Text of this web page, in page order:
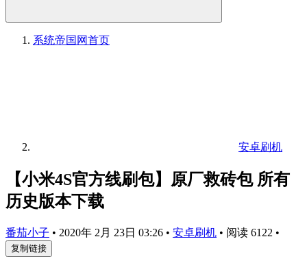
系统帝国网首页
安卓刷机
【小米4S官方线刷包】原厂救砖包 所有
历史版本下载
番茄小子 • 2020年 2月 23日 03:26 • 安卓刷机 • 阅读 6122 •
复制链接